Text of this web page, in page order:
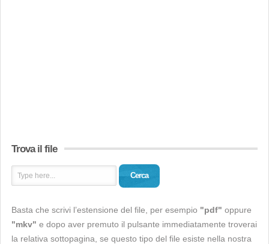
Trova il file
Cerca
Basta che scrivi l’estensione del file, per esempio "pdf" oppure
"mkv" e dopo aver premuto il pulsante immediatamente troverai
la relativa sottopagina, se questo tipo del file esiste nella nostra